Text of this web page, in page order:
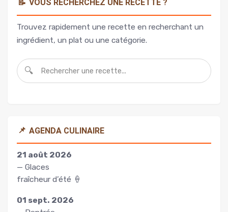
📝 VOUS RECHERCHEZ UNE RECETTE ?
Trouvez rapidement une recette en recherchant un
ingrédient, un plat ou une catégorie.
🔍
📌 AGENDA CULINAIRE
21 août 2026
— Glaces
fraîcheur d’été 🍦
01 sept. 2026